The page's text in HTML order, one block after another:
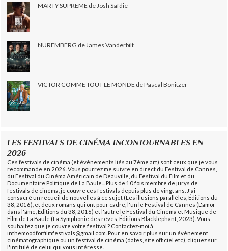
MARTY SUPRÊME de Josh Safdie
NUREMBERG de James Vanderbilt
VICTOR COMME TOUT LE MONDE de Pascal Bonitzer
LES FESTIVALS DE CINÉMA INCONTOURNABLES EN
2026
Ces festivals de cinéma (et évènements liés au 7ème art) sont ceux que je vous
recommande en 2026. Vous pourrez me suivre en direct du Festival de Cannes,
du Festival du Cinéma Américain de Deauville, du Festival du Film et du
Documentaire Politique de La Baule... Plus de 10 fois membre de jurys de
festivals de cinéma, je couvre ces festivals depuis plus de vingt ans. J'ai
consacré un recueil de nouvelles à ce sujet (Les illusions parallèles, Éditions du
38, 2016), et deux romans qui ont pour cadre, l'un le Festival de Cannes (L'amor
dans l'âme, Éditions du 38, 2016) et l'autre le Festival du Cinéma et Musique de
Film de La Baule (La Symphonie des rêves, Éditions Blacklephant, 2023). Vous
souhaitez que je couvre votre festival ? Contactez-moi à
inthemoodforfilmfestivals@gmail.com. Pour en savoir plus sur un évènement
cinématographique ou un festival de cinéma (dates, site officiel etc), cliquez sur
l'intitulé de celui qui vous intéresse.